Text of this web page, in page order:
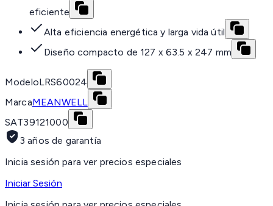
eficiente
Alta eficiencia energética y larga vida útil
Diseño compacto de 127 x 63.5 x 247 mm
ModeloLRS60024
MarcaMEANWELL
SAT39121000
3 años de garantía
Inicia sesión para ver precios especiales
Iniciar Sesión